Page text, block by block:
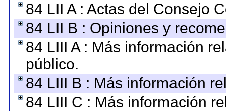
84 LII A : Actas del Consejo
84 LII B : Opiniones y
84 LIII A : Más información
público.
84 LIII B : Más información
84 LIII C : Más información